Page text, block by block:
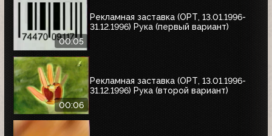
00:05
Рекламная заставка (ОРТ, 13.01.1996-
31.12.1996) Рука (первый вариант)
00:06
Рекламная заставка (ОРТ, 13.01.1996-
31.12.1996) Рука (второй вариант)